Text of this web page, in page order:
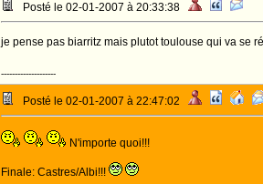
Posté le 02-01-2007 à 20:33:38
je pense pas biarritz mais plutot toulouse qui va se
--------------------
Posté le 02-01-2007 à 22:47:02
N'importe quoi!!!
Finale: Castres/Albi!!!